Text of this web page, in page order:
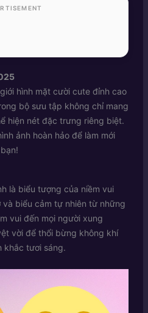
hình mặt cười cute đỉnh cao
bộ sưu tập không chỉ mang
hiện nét đặc trưng riêng biệt.
ảnh hoàn hảo để làm mới
là biểu tượng của niềm vui
biểu cảm tự nhiên từ những
vui đến mọi người xung
vời để thổi bừng không khí
khắc tươi sáng.